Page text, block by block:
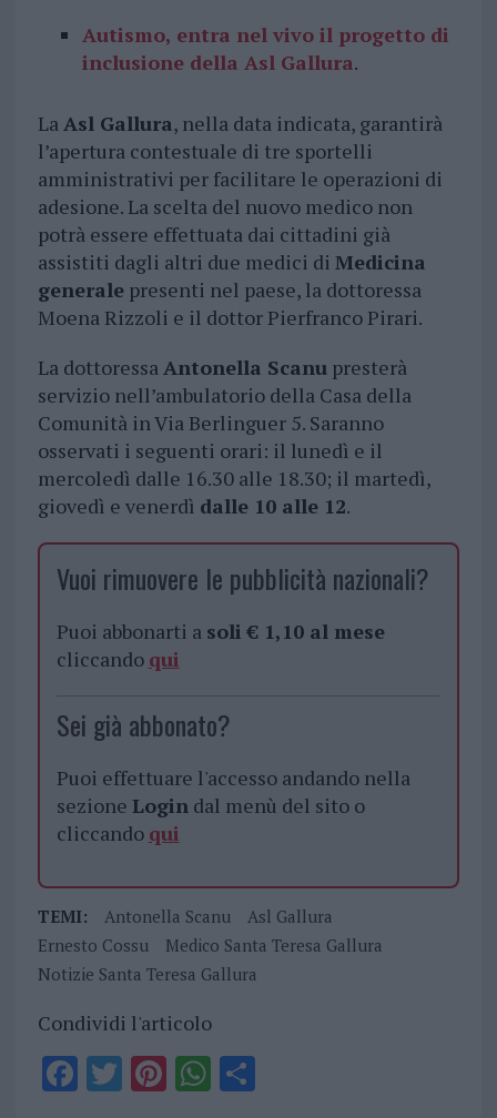
Autismo, entra nel vivo il progetto di
inclusione della Asl Gallura.
LaAsl Gallura, nella data indicata, garantirà
l’apertura contestuale di tre sportelli
amministrativi per facilitare le operazioni di
adesione. La scelta del nuovo medico non
potrà essere effettuata dai cittadini già
assistiti dagli altri due medici di Medicina
generalepresenti nel paese, la dottoressa
Moena Rizzoli e il dottor Pierfranco Pirari.
La dottoressaAntonella Scanupresterà
servizio nell’ambulatorio della Casa della
Comunità in Via Berlinguer 5. Saranno
osservati i seguenti orari: il lunedì e il
mercoledì dalle 16.30 alle 18.30; il martedì,
giovedì e venerdì dalle 10 alle 12.
Vuoi rimuovere le pubblicità nazionali?
Puoi abbonarti a soli € 1,10 al mese
cliccando qui
Sei già abbonato?
Puoi effettuare l'accesso andando nella
sezione Logindal menù del sito o
cliccando qui
TEMI: Antonella Scanu
Asl Gallura
Ernesto Cossu
Medico Santa Teresa Gallura
Notizie Santa Teresa Gallura
Condividi l'articolo
F T PiWS